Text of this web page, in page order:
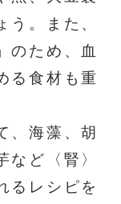
う。また、
のため、血
る食材も重
、海藻、胡
など〈腎〉
るレシピを